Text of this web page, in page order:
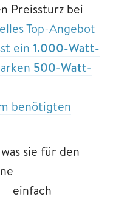
Preissturz bei
Top-Angebot
ein 1.000-Watt-
500-Watt-
benötigten
sie für den
einfach